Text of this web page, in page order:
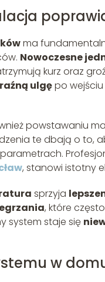
ma
Nowoczesne
kurz oraz
ulgępo
powstawaniu
te dbają o to,
, stanowi istotny
sprzyja
, które
system staje się
w